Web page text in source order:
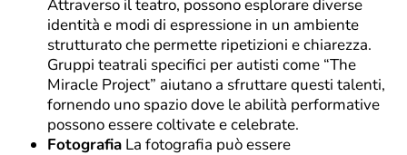
Attraverso il teatro, possono esplorare diverse
identità e modi di espressione in un ambiente
strutturato che permette ripetizioni e chiarezza.
Gruppi teatrali specifici per autisti come “The
Miracle Project” aiutano a sfruttare questi talenti,
fornendo uno spazio dove le abilità performative
possono essere coltivate e celebrate.
Fotografia La fotografia può essere